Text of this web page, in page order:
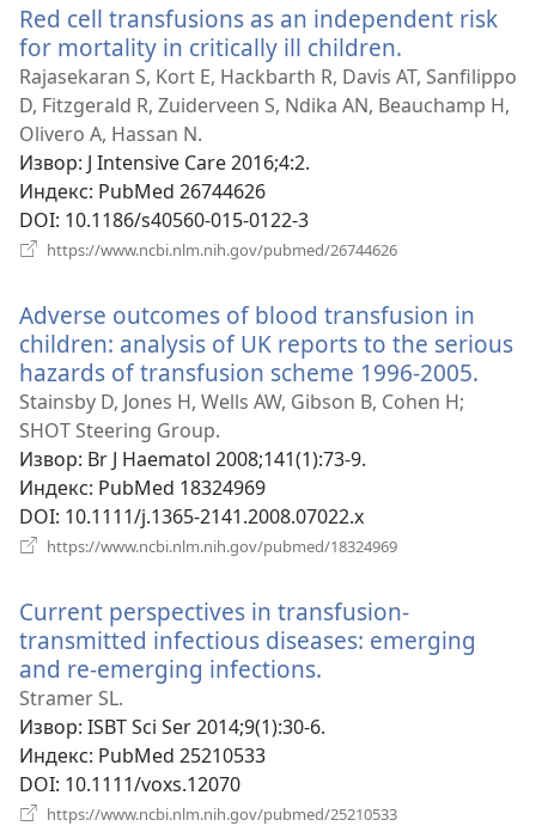
Red cell transfusions as an independent risk
for mortality in critically ill children.
нови
прозор)
Rajasekaran S, Kort E, Hackbarth R, Davis AT, Sanfilippo
D, Fitzgerald R, Zuiderveen S, Ndika AN, Beauchamp H,
Olivero A, Hassan N.
Извор‎: J Intensive Care 2016;4:2.
Индекс‎: PubMed 26744626
DOI‎: 10.1186/s40560-015-0122-3
https://www.ncbi.nlm.nih.gov/pubmed/26744626
Adverse outcomes of blood transfusion in
children: analysis of UK reports to the serious
hazards of transfusion scheme 1996-2005.
Stainsby D, Jones H, Wells AW, Gibson B, Cohen H;
SHOT Steering Group.
Извор‎: Br J Haematol 2008;141(1):73-9.
Индекс‎: PubMed 18324969
DOI‎: 10.1111/j.1365-2141.2008.07022.x
https://www.ncbi.nlm.nih.gov/pubmed/18324969
Current perspectives in transfusion-
transmitted infectious diseases: emerging
and re-emerging infections.
прозор)
Stramer SL.
Извор‎: ISBT Sci Ser 2014;9(1):30-6.
Индекс‎: PubMed 25210533
DOI‎: 10.1111/voxs.12070
https://www.ncbi.nlm.nih.gov/pubmed/25210533